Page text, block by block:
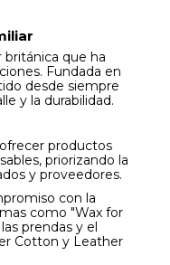
británica que ha
Fundada en
desde siempre
y la durabilidad.
productos
priorizando la
y proveedores.
con la
como "Wax for
prendas y el
Cotton y Leather